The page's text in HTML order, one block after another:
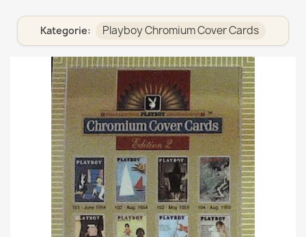
Kategorie: Playboy Chromium Cover Cards